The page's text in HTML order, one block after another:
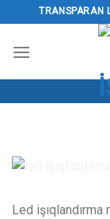
Məzmuna
keçin
TRANSPARAN
Led